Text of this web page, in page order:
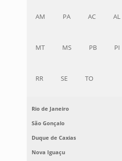
AM PA AC AL
MT MS PB PI
RR SE TO
Rio de Janeiro
São Gonçalo
Duque de Caxias
Nova Iguaçu